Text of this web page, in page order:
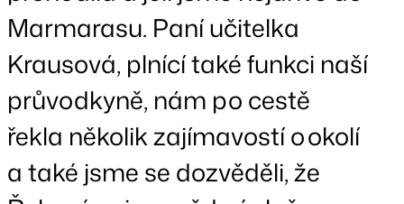
Marmarasu. Paní učitelka
Krausová, plnící také funkci naší
průvodkyně, nám po cestě
řekla několik zajímavostí o okolí
a také jsme se dozvěděli, že